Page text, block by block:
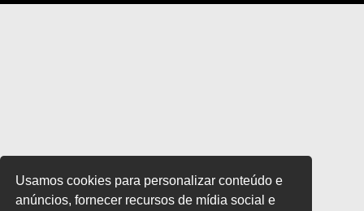
Usamos cookies para personalizar conteúdo e
anúncios, fornecer recursos de mídia social e